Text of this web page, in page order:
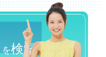
を検索